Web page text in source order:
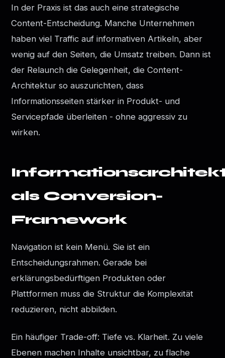
In der Praxis ist das auch eine strategische
Content-Entscheidung. Manche Unternehmen
haben viel Traffic auf informativen Artikeln, aber
wenig auf den Seiten, die Umsatz treiben. Dann ist
der Relaunch die Gelegenheit, die Content-
Architektur so auszurichten, dass
Informationsseiten stärker in Produkt- und
Servicepfade überleiten - ohne aggressiv zu
wirken.
als Conversion-
Framework
Navigation ist kein Menü. Sie ist ein
Entscheidungsrahmen. Gerade bei
erklärungsbedürftigen Produkten oder
Plattformen muss die Struktur die Komplexität
reduzieren, nicht abbilden.
Ein häufiger Trade-off: Tiefe vs. Klarheit. Zu viele
Ebenen machen Inhalte unsichtbar, zu flache